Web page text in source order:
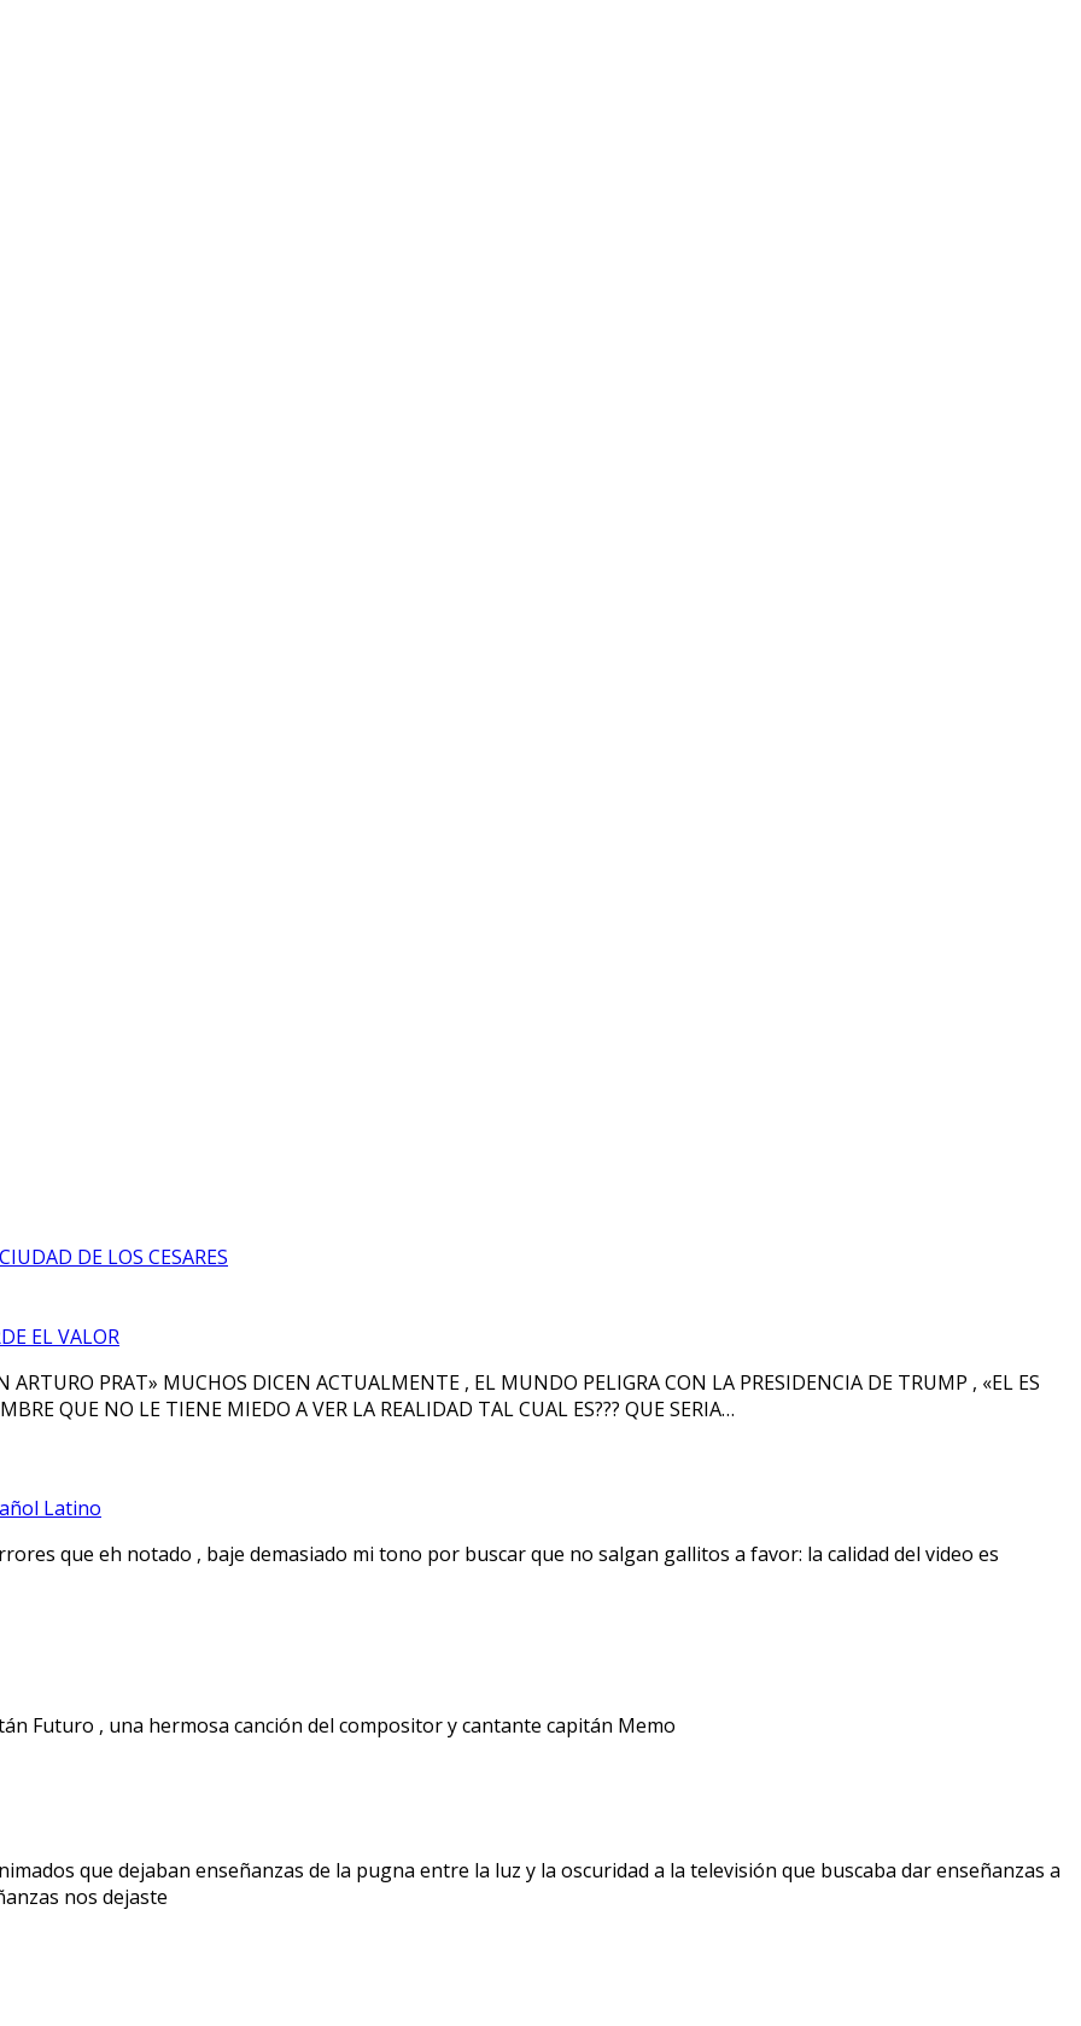
DE LOS CESARES
EL VALOR
ARTURO PRAT» MUCHOS DICEN ACTUALMENTE , EL MUNDO PELIGRA CON LA PRESIDENCIA DE TRUMP , «EL ES
QUE NO LE TIENE MIEDO A VER LA REALIDAD TAL CUAL ES??? QUE SERIA…
Latino
que eh notado , baje demasiado mi tono por buscar que no salgan gallitos a favor: la calidad del video es
Futuro , una hermosa canción del compositor y cantante capitán Memo
que dejaban enseñanzas de la pugna entre la luz y la oscuridad a la televisión que buscaba dar enseñanzas a
nos dejaste